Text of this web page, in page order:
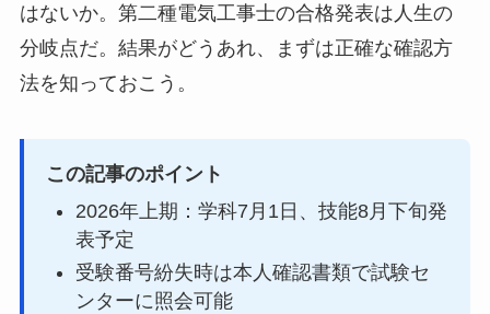
はないか。第二種電気工事士の合格発表は人生の
分岐点だ。結果がどうあれ、まずは正確な確認方
法を知っておこう。
この記事のポイント
2026年上期：学科7月1日、技能8月下旬発
表予定
受験番号紛失時は本人確認書類で試験セ
ンターに照会可能